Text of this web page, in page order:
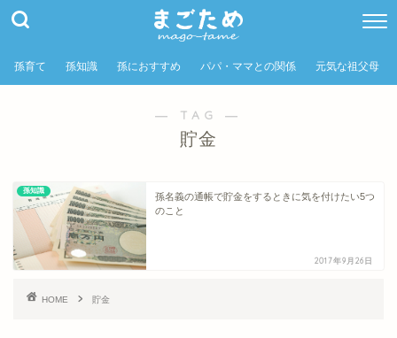
孫育て 孫知識 孫におすすめ パパ・ママとの関係 元気な祖父母
― TAG ―
貯金
孫知識
孫名義の通帳で貯金をするときに気を付けたい5つ
のこと
2017年9月26日
HOME 貯金